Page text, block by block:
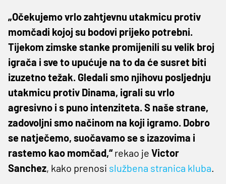
„Očekujemo vrlo zahtjevnu utakmicu protiv
momčadi kojoj su bodovi prijeko potrebni.
Tijekom zimske stanke promijenili su velik broj
igrača i sve to upućuje na to da će susret biti
izuzetno težak. Gledali smo njihovu posljednju
utakmicu protiv Dinama, igrali su vrlo
agresivno i s puno intenziteta. S naše strane,
zadovoljni smo načinom na koji igramo. Dobro
se natječemo, suočavamo se s izazovima i
rastemo kao momčad,“rekao je Victor
Sanchez, kako prenosi službena stranica kluba.